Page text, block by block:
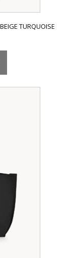
TURQUOISE